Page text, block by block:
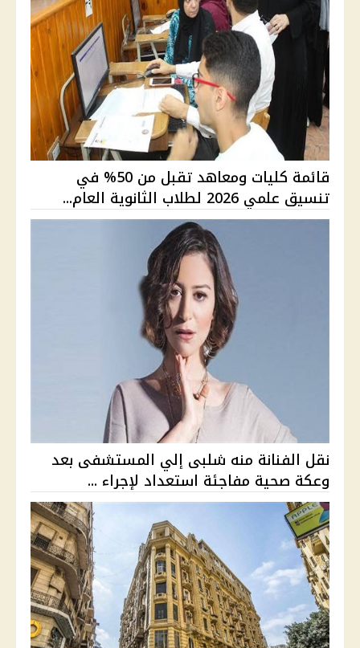
قائمة كليات ومعاهد تقبل من 50% في
تنسيق علمي 2026 لطلاب الثانوية العام...
نقل الفنانة منه شلبى إلي المستشفى بعد
وعكة صحية مفاجئة استعداد لإجراء ...